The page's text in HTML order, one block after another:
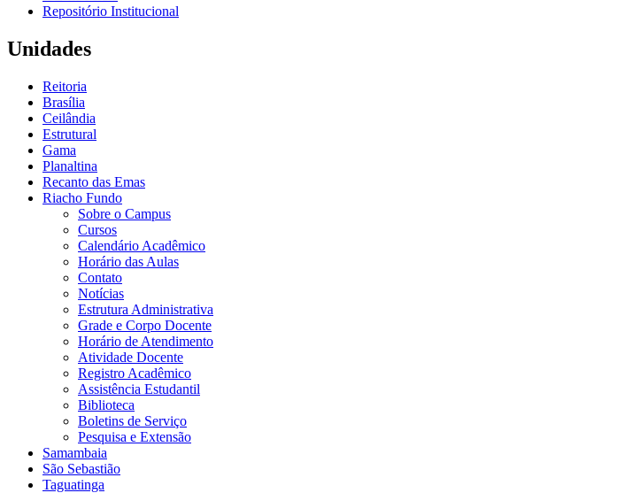
Repositório Institucional
Unidades
Reitoria
Brasília
Ceilândia
Estrutural
Gama
Planaltina
Recanto das Emas
Riacho Fundo
Sobre o Campus
Cursos
Calendário Acadêmico
Horário das Aulas
Contato
Notícias
Estrutura Administrativa
Grade e Corpo Docente
Horário de Atendimento
Atividade Docente
Registro Acadêmico
Assistência Estudantil
Biblioteca
Boletins de Serviço
Pesquisa e Extensão
Samambaia
São Sebastião
Taguatinga